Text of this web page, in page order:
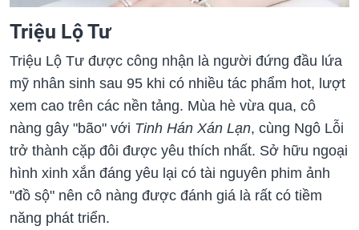
Triệu Lộ Tư
Triệu Lộ Tư được công nhận là người đứng đầu lứa
mỹ nhân sinh sau 95 khi có nhiều tác phẩm hot, lượt
xem cao trên các nền tảng. Mùa hè vừa qua, cô
nàng gây "bão" với Tinh Hán Xán Lạn, cùng Ngô Lỗi
trở thành cặp đôi được yêu thích nhất. Sở hữu ngoại
hình xinh xắn đáng yêu lại có tài nguyên phim ảnh
"đồ sộ" nên cô nàng được đánh giá là rất có tiềm
năng phát triển.